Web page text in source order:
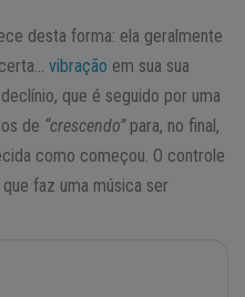
desta forma: ela geralmente
vibração em sua sua
que é seguido por uma
de “crescendo”para, no final,
como começou. O controle
faz uma música ser